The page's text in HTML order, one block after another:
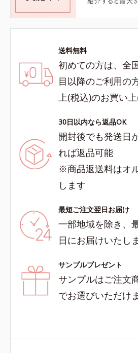
送料無料
初めての方は、全
目以降のご利用の
上(税込)のお買い
30日以内なら返品OK
開封後でも発送日
れば返品可能
※商品返送料はオ
します
最短ご注文翌日お届け
一部地域を除き、
日にお届けいたし
サンプルプレゼント
サンプルはご注文
でお選びいただけ